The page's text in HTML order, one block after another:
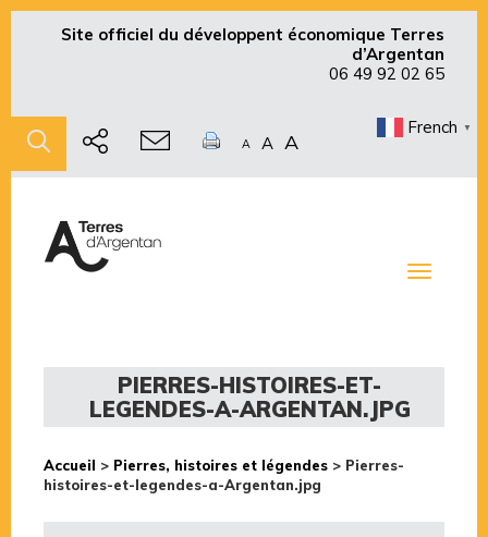
Site officiel du développent économique Terres
d’Argentan
06 49 92 02 65
A A A
French ▼
Toggle
PIERRES-HISTOIRES-ET-
LEGENDES-A-ARGENTAN.JPG
Accueil > Pierres, histoires et légendes > Pierres-
histoires-et-legendes-a-Argentan.jpg